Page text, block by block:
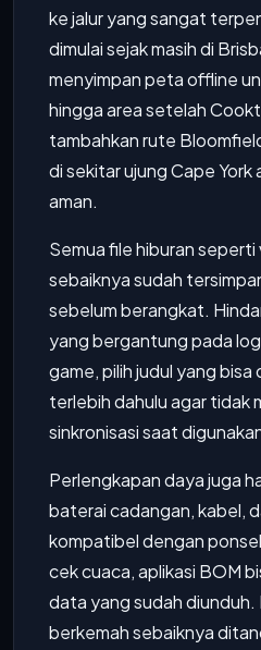
ke jalur yang sangat
dimulai sejak masih di
menyimpan peta offline
hingga area setelah
tambahkan rute
di sekitar ujung Cape
aman.
Semua file hiburan seperti
sebaiknya sudah
sebelum berangkat.
yang bergantung pada
game, pilih judul yang bisa
terlebih dahulu agar tidak
sinkronisasi saat
Perlengkapan daya juga
baterai cadangan, kabel,
kompatibel dengan
cek cuaca, aplikasi BOM
data yang sudah diunduh.
berkemah sebaiknya